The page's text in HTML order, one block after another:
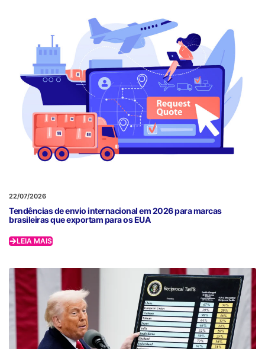
22/07/2026
Tendências de envio internacional em 2026 para marcas
brasileiras que exportam para os EUA
LEIA MAIS